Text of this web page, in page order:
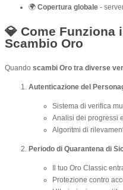
🌍 Copertura globale -
💎 Come Funziona
Scambio Oro
Quando scambi Oro tra diverse
Autenticazione del
Sistema di verifica
Analisi dei progressi
Algoritmi di
Periodo di Quarantena di
Il tuo Oro Classic
Protezione contro